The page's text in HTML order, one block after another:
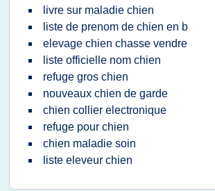
livre sur maladie chien
liste de prenom de chien en b
elevage chien chasse vendre
liste officielle nom chien
refuge gros chien
nouveaux chien de garde
chien collier electronique
refuge pour chien
chien maladie soin
liste eleveur chien